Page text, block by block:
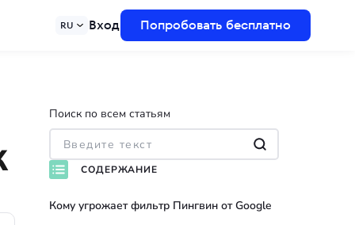
RU Вход Попробовать бесплатно
Поиск по всем статьям
СОДЕРЖАНИЕ
Кому угрожает фильтр Пингвин от Google